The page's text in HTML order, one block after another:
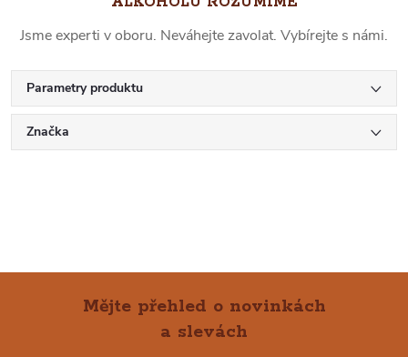
Jsme experti v oboru. Neváhejte zavolat. Vybírejte s námi.
Parametry produktu
Značka
Mějte přehled o novinkách
a slevách